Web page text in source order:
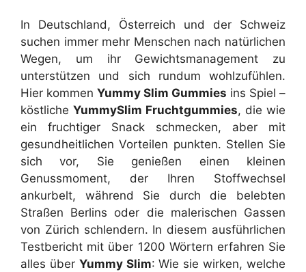
In Deutschland, Österreich und der Schweiz
suchen immer mehr Menschen nach natürlichen
Wegen, um ihr Gewichtsmanagement zu
unterstützen und sich rundum wohlzufühlen.
Hier kommen Yummy Slim Gummies ins Spiel –
köstliche YummySlim Fruchtgummies, die wie
ein fruchtiger Snack schmecken, aber mit
gesundheitlichen Vorteilen punkten. Stellen Sie
sich vor, Sie genießen einen kleinen
Genussmoment, der Ihren Stoffwechsel
ankurbelt, während Sie durch die belebten
Straßen Berlins oder die malerischen Gassen
von Zürich schlendern. In diesem ausführlichen
Testbericht mit über 1200 Wörtern erfahren Sie
alles über Yummy Slim: Wie sie wirken, welche